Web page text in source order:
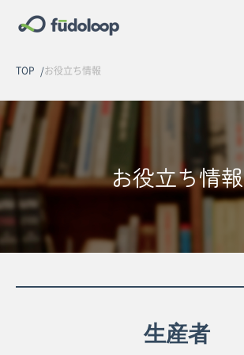
TOP お役立ち情報
お役立ち情報
生産者